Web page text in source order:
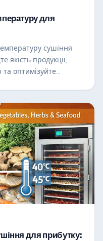
для
сушіння
якість продукції,
оптимізуйте
для прибутку: